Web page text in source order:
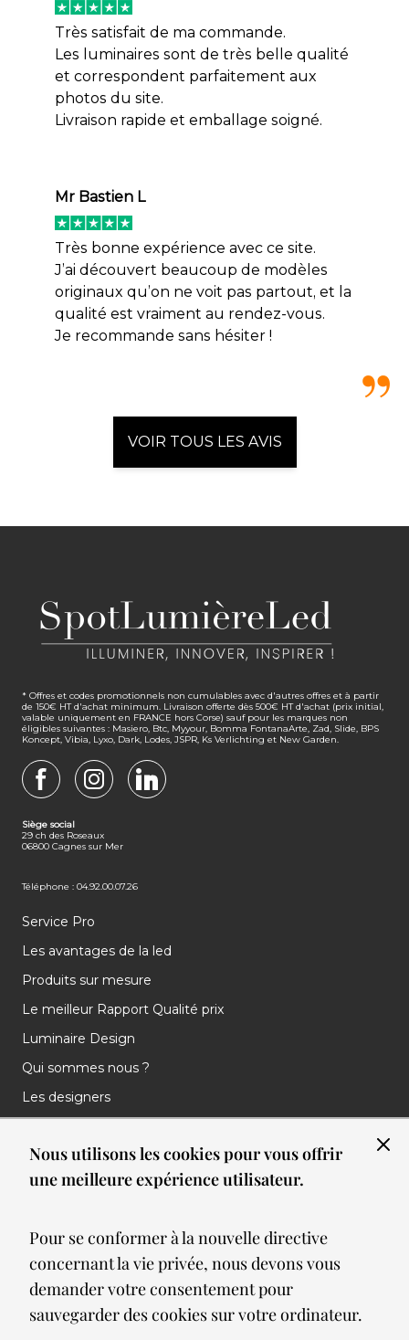
Nous utilisons les cookies pour vous offrir
une meilleure expérience utilisateur.
Pour se conformer à la nouvelle directive
concernant la vie privée, nous devons vous
demander votre consentement pour
sauvegarder des cookies sur votre ordinateur.
Très satisfait de ma commande.
Les luminaires sont de très belle qualité
et correspondent parfaitement aux
photos du site.
Livraison rapide et emballage soigné.
Mr Bastien L
Très bonne expérience avec ce site.
J’ai découvert beaucoup de modèles
originaux qu’on ne voit pas partout, et la
qualité est vraiment au rendez-vous.
Je recommande sans hésiter !
VOIR TOUS LES AVIS
* Offres et codes promotionnels non cumulables avec d'autres offres et à partir
de 150€ HT d'achat minimum. Livraison offerte dès 500€ HT d'achat (prix initial,
valable uniquement en FRANCE hors Corse) sauf pour les marques non
éligibles suivantes : Masiero, Btc, Myyour, Bomma FontanaArte, Zad, Slide, BPS
Koncept, Vibia, Lyxo, Dark, Lodes, JSPR, Ks Verlichting et New Garden.
Siège social
29 ch des Roseaux
06800 Cagnes sur Mer
Téléphone : 04.92.00.07.26
Service Pro
Les avantages de la led
Produits sur mesure
Le meilleur Rapport Qualité prix
Luminaire Design
Qui sommes nous ?
Les designers
Nos réalisations
Nos Clients
Meilleures ventes
Blog